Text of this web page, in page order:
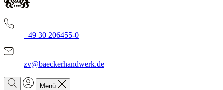
+49 30 206455-0
zv@baeckerhandwerk.de
Menü